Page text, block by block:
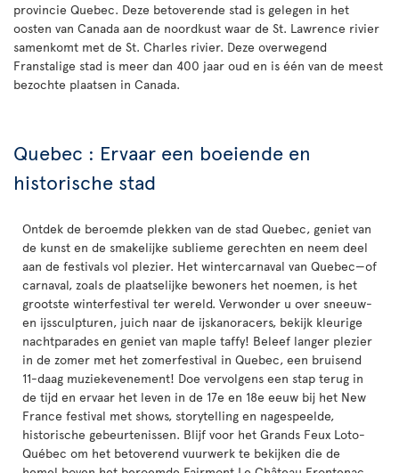
provincie Quebec. Deze betoverende stad is gelegen in het
oosten van Canada aan de noordkust waar de St. Lawrence rivier
samenkomt met de St. Charles rivier. Deze overwegend
Franstalige stad is meer dan 400 jaar oud en is één van de meest
bezochte plaatsen in Canada.
Quebec : Ervaar een boeiende en
historische stad
Ontdek de beroemde plekken van de stad Quebec, geniet van
de kunst en de smakelijke sublieme gerechten en neem deel
aan de festivals vol plezier. Het wintercarnaval van Quebec—of
carnaval, zoals de plaatselijke bewoners het noemen, is het
grootste winterfestival ter wereld. Verwonder u over sneeuw-
en ijssculpturen, juich naar de ijskanoracers, bekijk kleurige
nachtparades en geniet van maple taffy! Beleef langer plezier
in de zomer met het zomerfestival in Quebec, een bruisend
11-daag muziekevenement! Doe vervolgens een stap terug in
de tijd en ervaar het leven in de 17e en 18e eeuw bij het New
France festival met shows, storytelling en nagespeelde,
historische gebeurtenissen. Blijf voor het Grands Feux Loto-
Québec om het betoverend vuurwerk te bekijken die de